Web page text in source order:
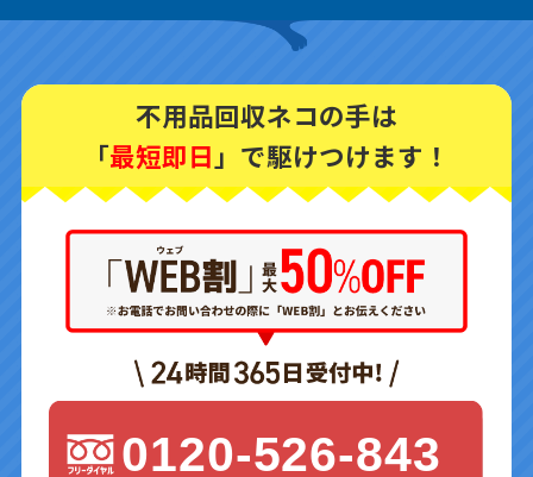
不用品回収ネコの手は
「最短即日 」で駆けつけます！
0120-526-843